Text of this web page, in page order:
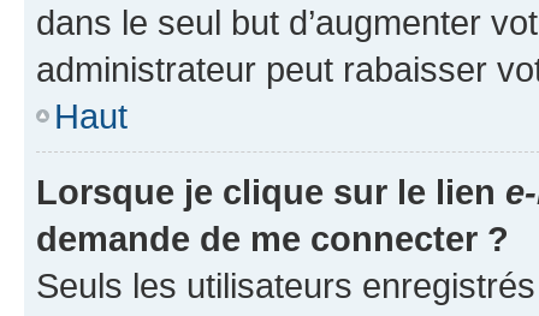
dans le seul but d’augmenter
administrateur peut rabaisser
Haut
Lorsque je clique sur le lien
demande de me connecter ?
Seuls les utilisateurs